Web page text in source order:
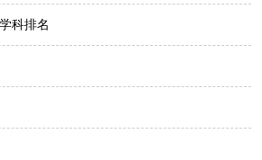
科排名